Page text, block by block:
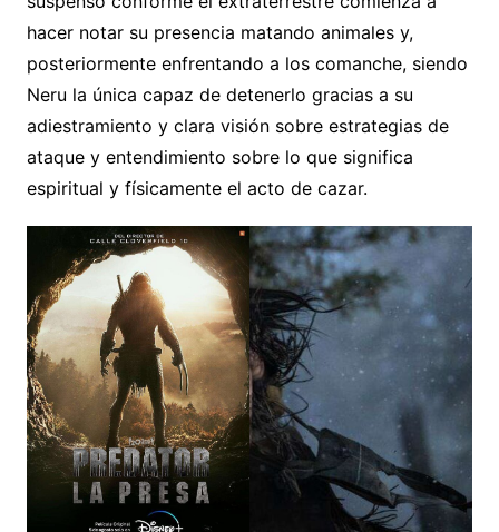
hacer notar su presencia matando animales y,
posteriormente enfrentando a los comanche, siendo
Neru la única capaz de detenerlo gracias a su
adiestramiento y clara visión sobre estrategias de
ataque y entendimiento sobre lo que significa
espiritual y físicamente el acto de cazar.